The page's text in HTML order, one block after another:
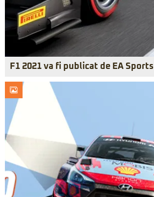
F1 2021 va fi publicat de EA Sports